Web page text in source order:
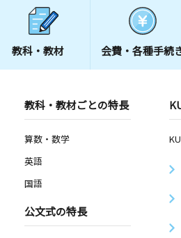
教科・教材 会費・ 各種手続
教科・教材ごとの特長
算数・数学
英語
国語
公文式の特長